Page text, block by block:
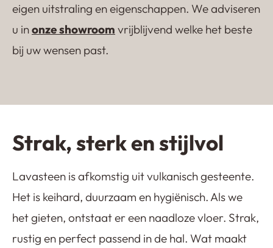
eigen uitstraling en eigenschappen. We adviseren
u inonze showroom vrijblijvend welke het beste
bij uw wensen past.
Lavasteen gietvloer
Kwartsiet gietvloer
Castle Floor
Terrazzo gietvloer
Strak, sterk en stijlvol
Lavasteen is afkomstig uit vulkanisch gesteente.
Het is keihard, duurzaam en hygiënisch. Als we
het gieten, ontstaat er een naadloze vloer. Strak,
rustig en perfect passend in de hal. Wat maakt